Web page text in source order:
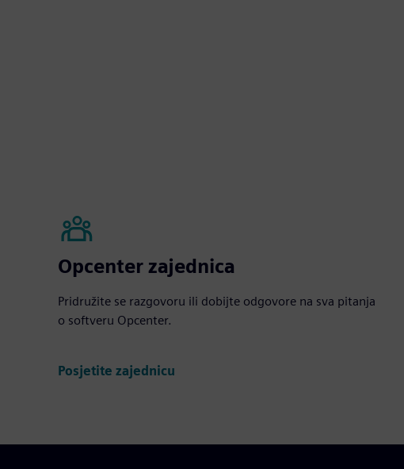
Opcenter zajednica
Pridružite se razgovoru ili dobijte odgovore na sva pitanja
o softveru Opcenter.
Posjetite zajednicu